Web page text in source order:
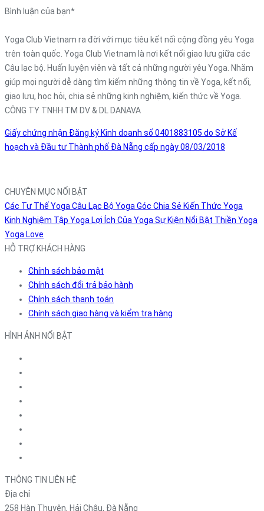
Bình luận của bạn*
Yoga Club Vietnam ra đời với mục tiêu kết nối cộng đồng yêu Yoga
trên toàn quốc. Yoga Club Vietnam là nơi kết nối giao lưu giữa các
Câu lạc bộ. Huấn luyện viên và tất cả những người yêu Yoga. Nhằm
giúp mọi người dễ dàng tìm kiếm những thông tin về Yoga, kết nối,
giao lưu, học hỏi, chia sẻ những kinh nghiệm, kiến thức về Yoga.
CÔNG TY TNHH TM DV & DL DANAVA
Giấy chứng nhận Đăng ký Kinh doanh số 0401883105 do Sở Kế
hoạch và Đầu tư Thành phố Đà Nẵng cấp ngày 08/03/2018
CHUYÊN MỤC NỔI BẬT
Các Tư Thế Yoga Câu Lạc Bộ Yoga Góc Chia Sẻ Kiến Thức Yoga
Kinh Nghiệm Tập Yoga Lợi Ích Của Yoga Sự Kiện Nổi Bật Thiền Yoga
Yoga Love
HỖ TRỢ KHÁCH HÀNG
Chính sách bảo mật
Chính sách đổi trả bảo hành
Chính sách thanh toán
Chính sách giao hàng và kiểm tra hàng
HÌNH ẢNH NỔI BẬT
THÔNG TIN LIÊN HỆ
Địa chỉ
258 Hàn Thuyên, Hải Châu, Đà Nẵng